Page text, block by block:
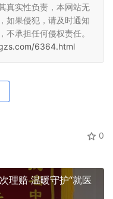
真实性负责，本网站无
如果侵犯，请及时通知
承担任何侵权责任。
6364.html
0
理赔 温暖守护“就医